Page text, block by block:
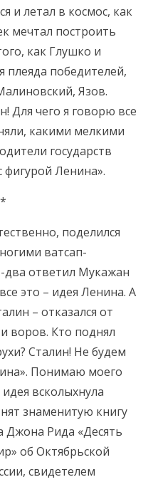
и летал в космос, как
мечтал построить
как Глушко и
плеяда победителей,
Язов.
Для чего я говорю все
какими мелкими
государств
фигурой Ленина».
поделился
ватсап-
два ответил Мукажан
это – идея Ленина. А
– отказался от
воров. Кто поднял
Сталин! Не будем
Понимаю моего
всколыхнула
знаменитую книгу
Джона Рида «Десять
об Октябрьской
свидетелем